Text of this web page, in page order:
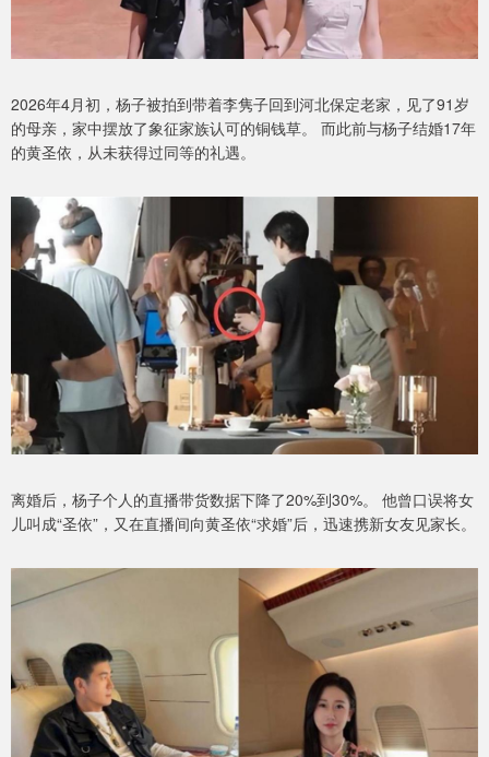
2026年4月初，杨子被拍到带着李隽子回到河北保定老家，见了91岁
的母亲，家中摆放了象征家族认可的铜钱草。 而此前与杨子结婚17年
的黄圣依，从未获得过同等的礼遇。
离婚后，杨子个人的直播带货数据下降了20%到30%。 他曾口误将女
儿叫成“圣依”，又在直播间向黄圣依“求婚”后，迅速携新女友见家长。